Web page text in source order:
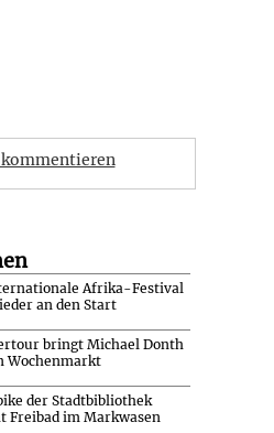
Afrika-Festival
an den Start
bringt Michael Donth
Wochenmarkt
der Stadtbibliothek
Freibad im Markwasen